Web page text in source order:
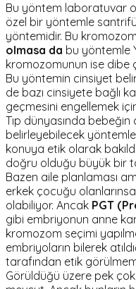
Bu yöntem laboratuvar
özel bir yöntemle
yöntemidir. Bu
olmasa da bu yöntemle
kromozomunun ise dibe
Bu yöntemin cinsiyet
de bazı cinsiyete bağlı
geçmesini engellemek
Tıp dünyasında
belirleyebilecek
konuya etik olarak
doğru olduğu büyük bir
Bazen aile planlaması
erkek çocuğu
olabiliyor. Ancak PGT
gibi embriyonun anne
kromozom seçimi
embriyoların bilerek
tarafından etik
Görüldüğü üzere pek çok